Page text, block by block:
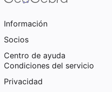
Información
Socios
Centro de ayuda
Condiciones del servicio
Privacidad